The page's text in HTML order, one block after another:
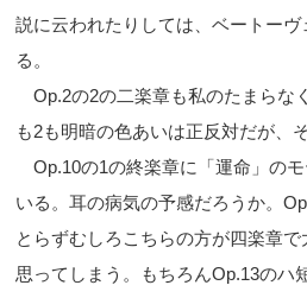
説に云われたりしては、ベートー
る。
Op.2の2の二楽章も私のたまらな
も2も明暗の色あいは正反対だが、
Op.10の1の終楽章に「運命」の
いる。耳の病気の予感だろうか。
とらずむしろこちらの方が四楽章
思ってしまう。もちろんOp.13のハ